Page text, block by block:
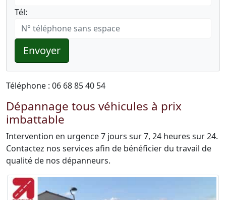
Tél:
Envoyer
Téléphone : 06 68 85 40 54
Dépannage tous véhicules à prix
imbattable
Intervention en urgence 7 jours sur 7, 24 heures sur 24.
Contactez nos services afin de bénéficier du travail de
qualité de nos dépanneurs.